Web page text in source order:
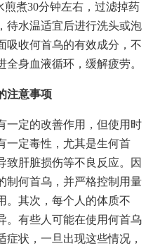
煎煮30分钟左右，过滤掉药
待水温适宜后进行洗头或泡
吸收何首乌的有效成分，不
身血液循环，缓解疲劳。
注意事项
一定的改善作用，但使用时
一定毒性，尤其是生何首
致肝脏损伤等不良反应。因
制何首乌，并严格控制用量
。其次，每个人的体质不
。有些人可能在使用何首乌
症状，一旦出现这些情况，